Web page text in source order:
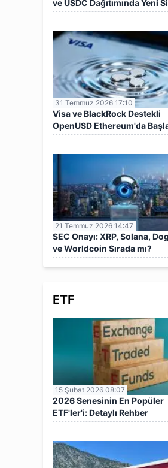
ve USDC Dağıtımında Yeni
31 Temmuz 2026 17:10
Visa ve BlackRock Destekli
OpenUSD Ethereum'da
21 Temmuz 2026 14:47
SEC Onayı: XRP, Solana,
ve Worldcoin Sırada mı?
ETF
15 Şubat 2026 08:07
2026 Senesinin En Popüler
ETF'ler'i: Detaylı Rehber